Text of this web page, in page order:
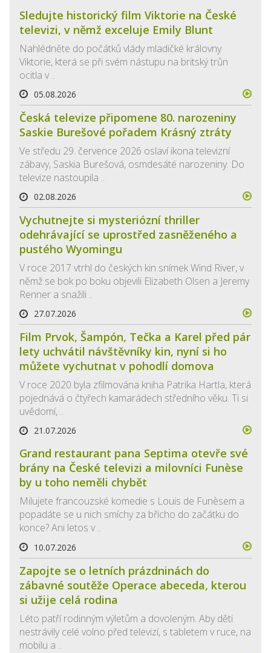
Sledujte historický film Viktorie na České
televizi, v němž exceluje Emily Blunt
Nahlédněte do počátků vlády mladičké královny
Viktorie, která se při svém nástupu na britský trůn
ocitla v ..
05.08.2026
Česká televize připomene 80. narozeniny
Saskie Burešové pořadem Krásný ztráty
Ve středu 29. července 2026 oslaví ikona televizní
zábavy, Saskia Burešová, osmdesáté narozeniny. Do
televize nastoupila ..
02.08.2026
Vychutnejte si mysteriózní thriller
odehrávající se uprostřed zasněženého a
pustého Wyomingu
V roce 2017 vtrhl do českých kin snímek Wind River, v
němž se bok po boku objevili Elizabeth Olsen a Jeremy
Renner a snažili ..
27.07.2026
Film Prvok, Šampón, Tečka a Karel před pár
lety uchvátil návštěvníky kin, nyní si ho
můžete vychutnat v pohodlí domova
V roce 2020 byla zfilmována kniha Patrika Hartla, která
pojednává o čtyřech kamarádech středního věku. Ti si
uvědomí, ..
21.07.2026
Grand restaurant pana Septima otevře své
brány na České televizi a milovníci Funèse
by u toho neměli chybět
Milujete francouzské komedie s Louis de Funèsem a
popadáte se u nich smíchy za břicho do začátku do
konce? Ani letos v ..
10.07.2026
Zapojte se o letních prázdninách do
zábavné soutěže Operace abeceda, kterou
si užije celá rodina
Léto patří rodinným výletům a dovoleným. Aby děti
nestrávily celé volno před televizí, s tabletem v ruce, na
mobilu a ..